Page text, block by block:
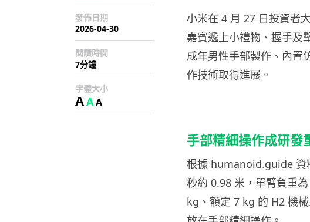
發佈日期
2026-04-30
閱讀時間
7分鐘
字體大小
AAA
小米在 4 月 27 日投資者
嘉賓遞上小禮物、握手及
成年男性手部製作、內置
作技術取得進展。
手部精細操作成研發
根據 humanoid.guide 資
秒約 0.98 米，單臂負重
kg、額定 7 kg 的 H2 機